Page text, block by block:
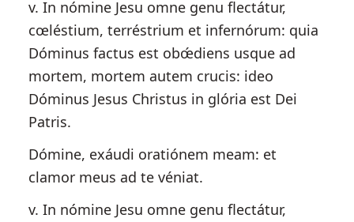
v. In nómine Jesu omne genu flectátur,
cœléstium, terréstrium et infernórum: quia
Dóminus factus est obœ́diens usque ad
mortem, mortem autem crucis: ideo
Dóminus Jesus Christus in glória est Dei
Patris.
Dómine, exáudi oratiónem meam: et
clamor meus ad te véniat.
v. In nómine Jesu omne genu flectátur,